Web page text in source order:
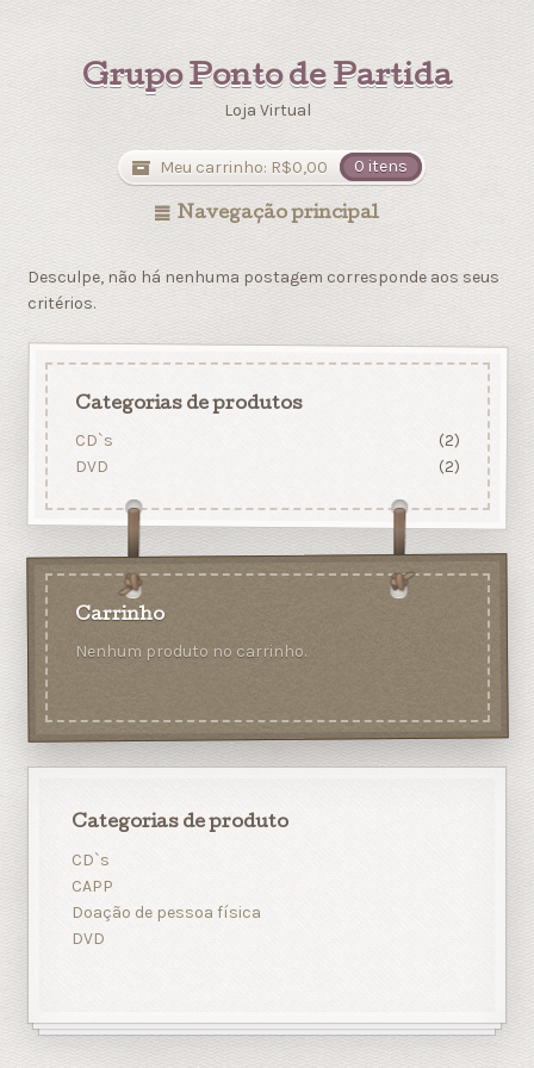
Grupo Ponto de Partida
Loja Virtual
Meu carrinho: R$0,00 0 itens
Navegação principal
Desculpe, não há nenhuma postagem corresponde aos seus
critérios.
Categorias de produtos
CD`s
(2)
DVD
(2)
Carrinho
Nenhum produto no carrinho.
Categorias de produto
CD`s
CAPP
Doação de pessoa física
DVD